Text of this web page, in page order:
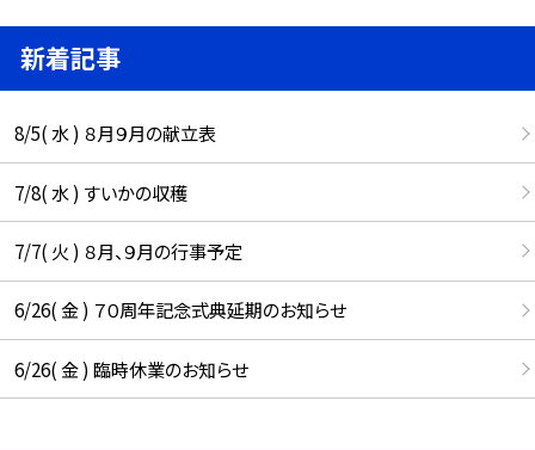
新着記事
8/5( 水 ) ８月９月の献立表
7/8( 水 ) すいかの収穫
7/7( 火 ) ８月、９月の行事予定
6/26( 金 ) ７０周年記念式典延期のお知らせ
6/26( 金 ) 臨時休業のお知らせ